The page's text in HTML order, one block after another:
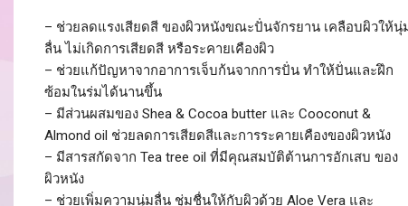
– ช่วยลดแรงเสียดสี ของผิวหนังขณะปั่นจักรยาน เคลือบผิวให้นุ่
ลื่น ไม่เกิดการเสียดสี หรือระคายเคืองผิว
– ช่วยแก้ปัญหาจากอาการเจ็บก้นจากการปั่น ทำให้ปั่นและฝึก
ซ้อมในร่มได้นานขึ้น
– มีส่วนผสมของ Shea & Cocoa butter และ Cooconut &
Almond oil ช่วยลดการเสียดสีและการระคายเคืองของผิวหนัง
– มีสารสกัดจาก Tea tree oil ที่มีคุณสมบัติต้านการอักเสบ ของ
ผิวหนัง
– ช่วยเพิ่มความนุ่มลื่น ชุ่มชื่นให้กับผิวด้วย Aloe Vera และ